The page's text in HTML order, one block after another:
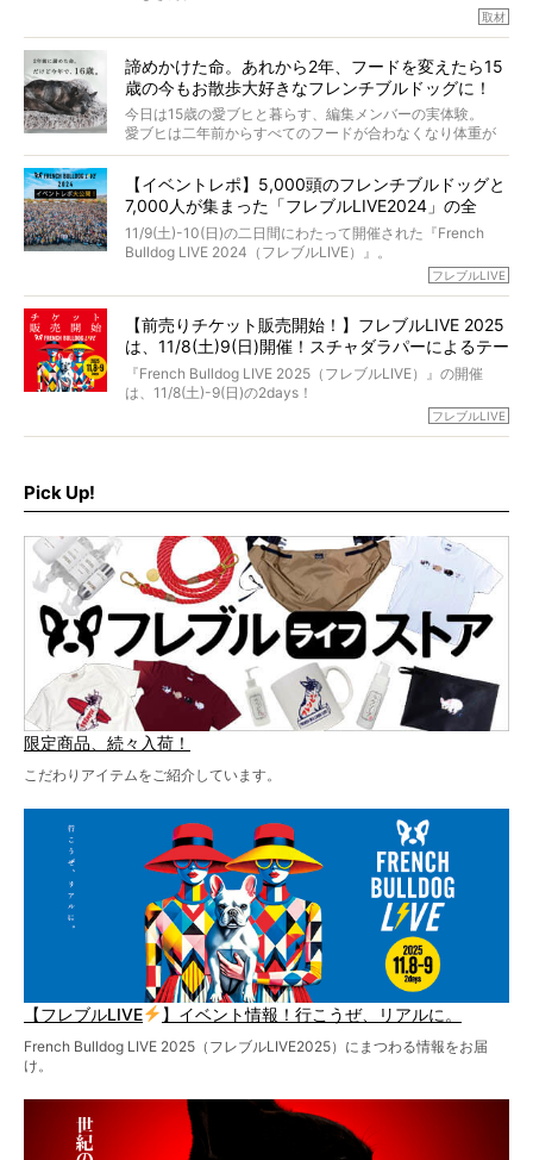
「愛犬が旅立ったあと、ベッドやおもちゃはどうすればい
くれる？」
さらには、霊感がない人でも愛犬が成仏したことを知る方
法まで。
お笑い芸人だからこそ暗くなりすぎない、むしろ心がスッ
と軽くなる。
永久保存版のスペシャル対談です！
た。
僧侶としての名は「靖賢（せいけん）」。
当時54歳という年齢にして、なぜ動物専門僧侶という道を
選んだのか。
また、愛犬の旅立ちとどのように向き合うべきなのか。
た。
取材
諦めかけた命。あれから2年、フードを変えたら15
歳の今もお散歩大好きなフレンチブルドッグに！
今日は15歳の愛ブヒと暮らす、編集メンバーの実体験。
愛ブヒは二年前からすべてのフードが合わなくなり体重が
激減。検査をしても異常はなく「年齢のせいですね…」と言
もう諦めるしかないのかな…そんなとき、我が家に届いたの
が「THE fu-do(ザ・フード)」の試食品でした。
そして「THE fu-do(ザ・フード)」を食べつづけて二年、愛
ブヒは15歳になり、今も元気にお散歩をしています。
今回は、二年前の絶望から今までを包み隠さず、時系列で
【イベントレポ】5,000頭のフレンチブルドッグと
7,000人が集まった「フレブルLIVE2024」の全
貌！
11/9(土)-10(日)の二日間にわたって開催された『French
Bulldog LIVE 2024（フレブルLIVE）』。
今年はのべ5,000頭のフレンチブルドッグと7,000人のフレ
day1の司会はフレブルラバーのロッチさん。day2の音楽フ
ェスには世代ど真ん中のPUFFYが出演するなど、例年以上
に豪華なラインナップ。
北は北海道、南は鹿児島県から。全国のフレンチブルドッ
グが一堂に会した「フレブルLIVE2024」の模様を、詳しく
フレブルLIVE
【前売りチケット販売開始！】フレブルLIVE 2025
は、11/8(土)9(日)開催！スチャダラパーによるテー
マソング制作も決定
『French Bulldog LIVE 2025（フレブルLIVE）』の開催
は、11/8(土)-9(日)の2days！
お得な前売りチケット、いよいよ販売スタートです！
ど、内容盛りだくさんでお送りしていますので、最後まで
お見逃しなく！
フレブルLIVE
Pick Up!
限定商品、続々入荷！
こだわりアイテムをご紹介しています。
【フレブルLIVE 】イベント情報！行こうぜ、リアルに。
French Bulldog LIVE 2025（フレブルLIVE2025）にまつわる情報をお届
け。